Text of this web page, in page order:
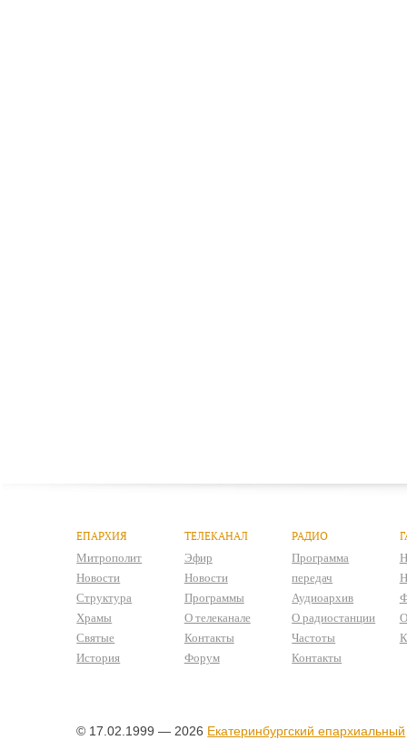
ЕПАРХИЯ
Митрополит
Новости
Структура
Храмы
Святые
История
ТЕЛЕКАНАЛ
Эфир
Новости
Программы
О телеканале
Контакты
Форум
РАДИО
Программа
передач
Аудиоархив
О радиостанции
Частоты
Контакты
© 17.02.1999 — 2026 Екатеринбургский епархиальный